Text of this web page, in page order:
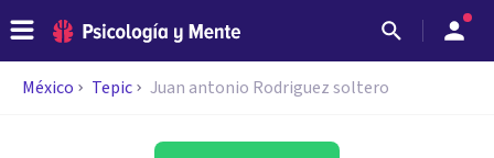
México Tepic Juan antonio Rodriguez soltero